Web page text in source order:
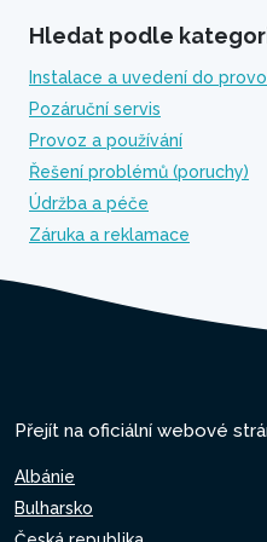
Hledat podle
Instalace a uvedení do
Pozáruční servis
Provoz a používání
Řešení problémů (poruchy)
Údržba a péče
Záruka a reklamace
Přejít na oficiální webové
Albánie
Bulharsko